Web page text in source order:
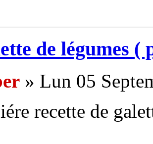
de légumes (
» Lun 05
recette de